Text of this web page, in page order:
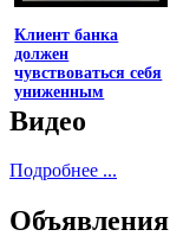
Клиент банка
должен
чувствоваться себя
униженным
Видео
Подробнее ...
Объявления